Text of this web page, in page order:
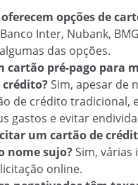
opções de
Banco Inter, Nubank,
das opções.
cartão pré-pago para
Sim, apesar de
de crédito tradicional,
gastos e evitar
um cartão de
nome sujo?Sim, várias
online.